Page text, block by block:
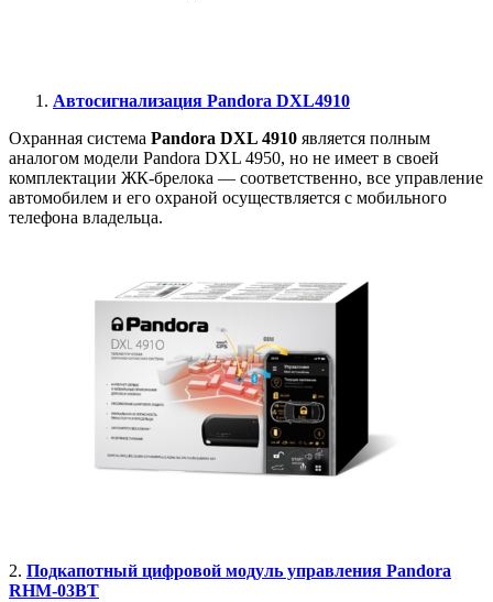
Автосигнализация Pandora DXL4910
Охранная система Pandora DXL 4910 является полным
аналогом модели Pandora DXL 4950, но не имеет в своей
комплектации ЖК-брелока — соответственно, все управление
автомобилем и его охраной осуществляется с мобильного
телефона владельца.
2. Подкапотный цифровой модуль управления Pandora
RHM-03BT